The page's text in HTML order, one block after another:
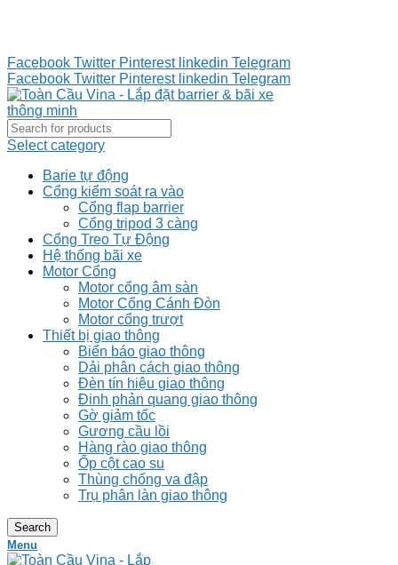
Facebook Twitter Pinterest linkedin Telegram
Facebook Twitter Pinterest linkedin Telegram
Select category
Barie tự động
Cổng kiểm soát ra vào
Cổng flap barrier
Cổng tripod 3 càng
Cổng Treo Tự Động
Hệ thống bãi xe
Motor Cổng
Motor cổng âm sàn
Motor Cổng Cánh Đòn
Motor cổng trượt
Thiết bị giao thông
Biển báo giao thông
Dải phân cách giao thông
Đèn tín hiệu giao thông
Đinh phản quang giao thông
Gờ giảm tốc
Gương cầu lồi
Hàng rào giao thông
Ốp cột cao su
Thùng chống va đập
Trụ phân làn giao thông
Search
Menu